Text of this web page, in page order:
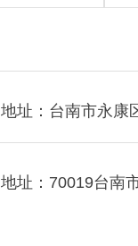
地址：台南市永康
地址：70019台南